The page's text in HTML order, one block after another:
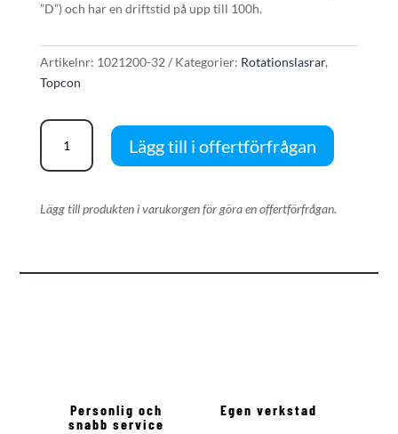
”D”) och har en driftstid på upp till 100h.
Artikelnr: 1021200-32 Kategorier: Rotationslasrar,
Topcon
Topcon
H5B
mängd
Lägg till i offertförfrågan
Lägg till produkten i varukorgen för göra en offertförfrågan.
Personlig och
snabb service
Egen verkstad